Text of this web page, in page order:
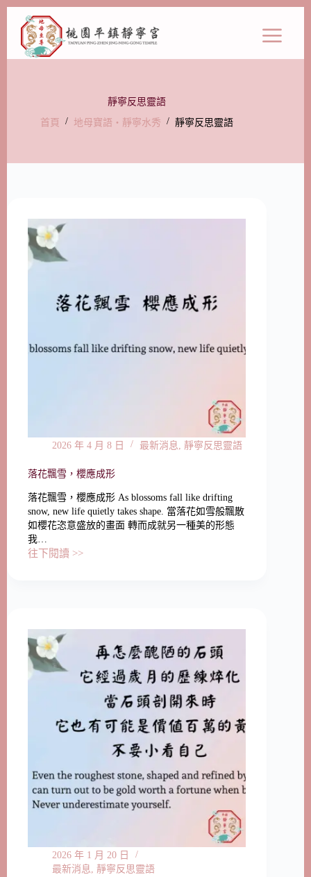
靜寧反思靈語
首頁
/ 地母寶語‧靜寧水秀 / 靜寧反思靈語
2026 年 4 月 8 日 最新消息 靜寧反思靈語
落花飄雪，櫻應成形
落花飄雪，櫻應成形 As blossoms fall like drifting
snow, new life quietly takes shape. 當落花如雪般飄散
如櫻花恣意盛放的畫面 轉而成就另一種美的形態
我…
往下閱讀 >>
2026 年 1 月 20 日
最新消息
靜寧反思靈語